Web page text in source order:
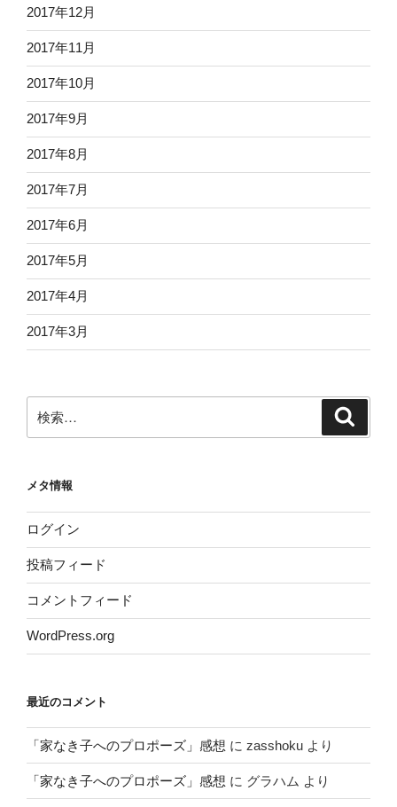
2017年12月
2017年11月
2017年10月
2017年9月
2017年8月
2017年7月
2017年6月
2017年5月
2017年4月
2017年3月
索:
メタ情報
ログイン
投稿フィード
コメントフィード
WordPress.org
最近のコメント
「家なき子へのプロポーズ」感想 に zasshoku より
「家なき子へのプロポーズ」感想 に グラハム より